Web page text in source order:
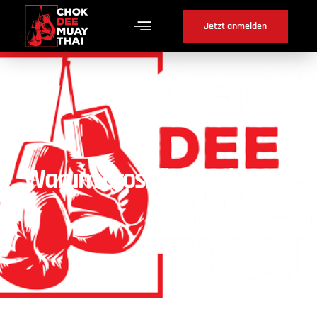
Jetzt anmelden
Warum Crossfit in Golaten ?